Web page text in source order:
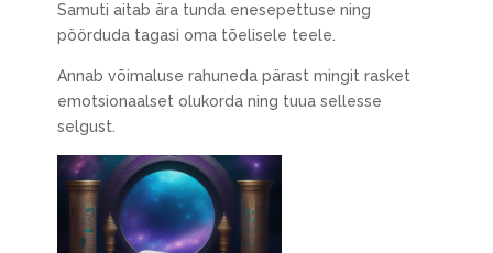
Samuti aitab ära tunda enesepettuse ning
pöörduda tagasi oma tõelisele teele.
Annab võimaluse rahuneda pärast mingit rasket
emotsionaalset olukorda ning tuua sellesse
selgust.